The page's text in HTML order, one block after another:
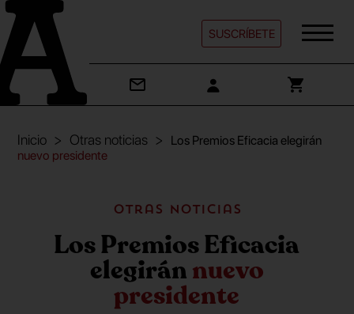
SUSCRÍBETE
Inicio Otras noticias
Los Premios Eficacia elegirán
nuevo presidente
Otras noticias
Los Premios Eficacia
elegiránnuevo
presidente